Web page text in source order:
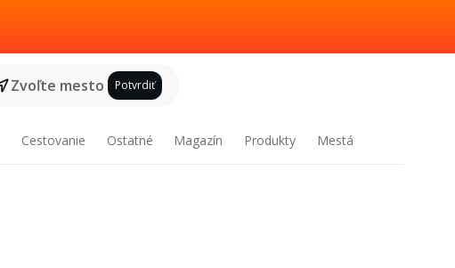
Zvoľte mesto Potvrdiť
Cestovanie Ostatné Magazín Produkty Mestá